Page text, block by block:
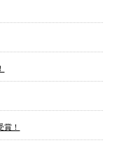
！